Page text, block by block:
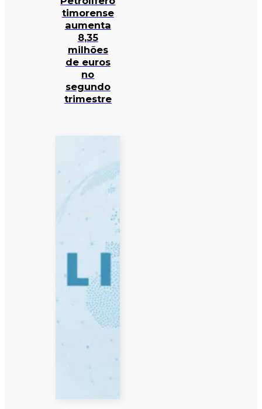
timorense
aumenta
8,35
milhões
de euros
no
segundo
trimestre